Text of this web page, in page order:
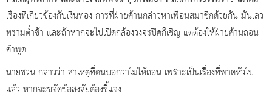
เรื่องที่เกี่ยวข้องกับเงินทอง การที่ฝ่ายค้านกล่าวหาเพื่อนสมาชิกด้วยกัน มันเลว
ทรามต่ำช้า และถ้าหากจะไปเปิดกล้องวงจรปิดก็เชิญ แต่ต้องให้ฝ่ายค้านถอน
คำพูด
นายชวน กล่าวว่า สาเหตุที่ตนบอกว่าไม่ให้ถอน เพราะเป็นเรื่องที่พาดหัวไป
แล้ว หากจะขจัดข้อสงสัยต้องชี้แจง